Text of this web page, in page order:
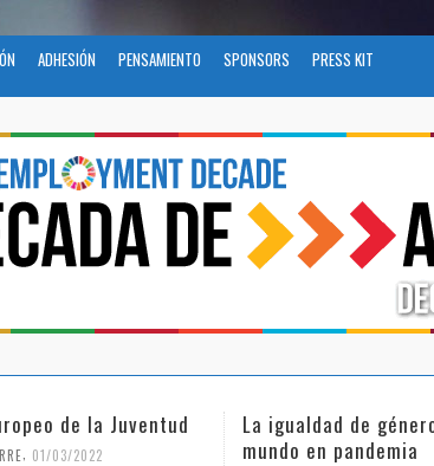
ADHESIÓN PENSAMIENTO SPONSORS PRESS KIT
de la Juventud
01/03/2022
La igualdad de
mundo en pandemia